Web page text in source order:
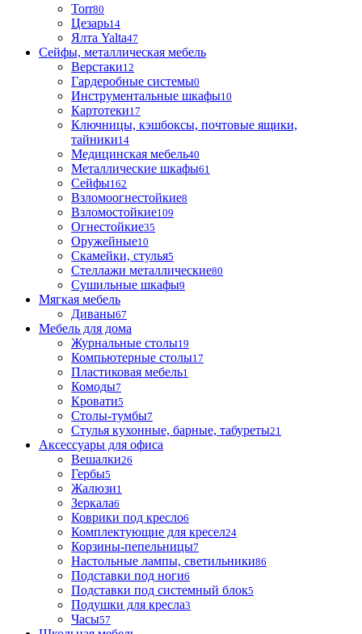
Torr80
Цезарь14
Ялта Yalta47
Сейфы, металлическая мебель
Верстаки12
Гардеробные системы0
Инструментальные шкафы10
Картотеки17
Ключницы, кэшбоксы, почтовые ящики,
тайники14
Медицинская мебель40
Металлические шкафы61
Сейфы162
Взломоогнестойкие8
Взломостойкие109
Огнестойкие35
Оружейные10
Скамейки, стулья5
Стеллажи металлические80
Сушильные шкафы9
Мягкая мебель
Диваны67
Мебель для дома
Журнальные столы19
Компьютерные столы17
Пластиковая мебель1
Комоды7
Кровати5
Столы-тумбы7
Стулья кухонные, барные, табуреты21
Аксессуары для офиса
Вешалки26
Гербы5
Жалюзи1
Зеркала6
Коврики под кресло6
Комплектующие для кресел24
Корзины-пепельницы7
Настольные лампы, светильники86
Подставки под ноги6
Подставки под системный блок5
Подушки для кресла3
Часы57